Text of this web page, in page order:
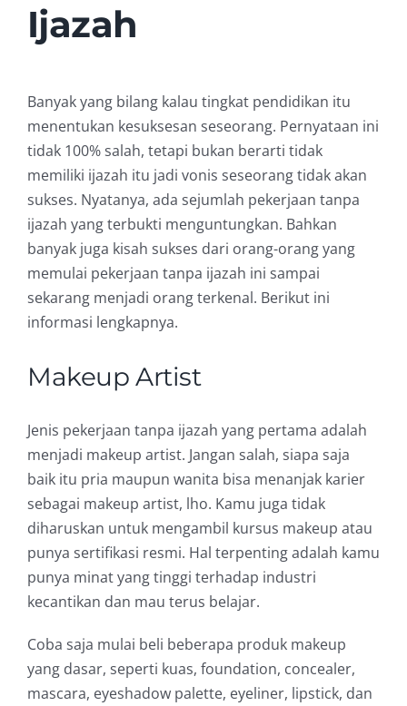
Ijazah
Banyak yang bilang kalau tingkat pendidikan itu
menentukan kesuksesan seseorang. Pernyataan ini
tidak 100% salah, tetapi bukan berarti tidak
memiliki ijazah itu jadi vonis seseorang tidak akan
sukses. Nyatanya, ada sejumlah pekerjaan tanpa
ijazah yang terbukti menguntungkan. Bahkan
banyak juga kisah sukses dari orang-orang yang
memulai pekerjaan tanpa ijazah ini sampai
sekarang menjadi orang terkenal. Berikut ini
informasi lengkapnya.
Makeup Artist
Jenis pekerjaan tanpa ijazah yang pertama adalah
menjadi makeup artist. Jangan salah, siapa saja
baik itu pria maupun wanita bisa menanjak karier
sebagai makeup artist, lho. Kamu juga tidak
diharuskan untuk mengambil kursus makeup atau
punya sertifikasi resmi. Hal terpenting adalah kamu
punya minat yang tinggi terhadap industri
kecantikan dan mau terus belajar.
Coba saja mulai beli beberapa produk makeup
yang dasar, seperti kuas, foundation, concealer,
mascara, eyeshadow palette, eyeliner, lipstick, dan